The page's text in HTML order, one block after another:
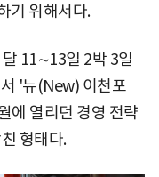
기 위해서다.
11∼13일 2박 3일
'뉴(New) 이천포
에 열리던 경영 전략
형태다.